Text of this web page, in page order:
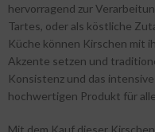
hervorragend zur
Tartes, oder als köstliche
Küche können Kirschen mit
Akzente setzen und
Konsistenz und das
hochwertigen Produkt für
Mit dem Kauf dieser